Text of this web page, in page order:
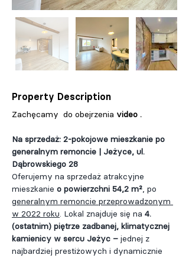
Property Description
Zachęcamy  do obejrzenia video .
Na sprzedaż: 2-pokojowe mieszkanie po
generalnym remoncie | Jeżyce, ul.
Dąbrowskiego 28
Oferujemy na sprzedaż atrakcyjne
mieszkanie o powierzchni 54,2 m², po
generalnym remoncie przeprowadzonym
w 2022 roku. Lokal znajduje się na 4.
(ostatnim) piętrze zadbanej, klimatycznej
kamienicy w sercu Jeżyc – jednej z
najbardziej prestiżowych i dynamicznie